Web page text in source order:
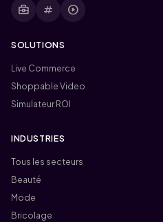
business_center tag play_circle
SOLUTIONS
Live Commerce
Shoppable Video
Simulateur ROI
INDUSTRIES
Tous les secteurs
Beauté
Mode
Bricolage